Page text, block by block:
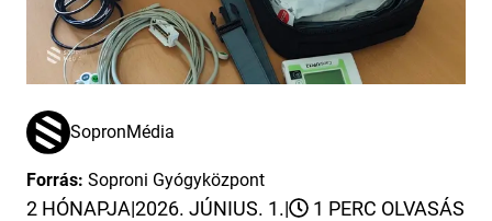
SopronMédia
Forrás: Soproni Gyógyközpont
2 HÓNAPJA|2026. JÚNIUS. 1.| 1 PERC OLVASÁS